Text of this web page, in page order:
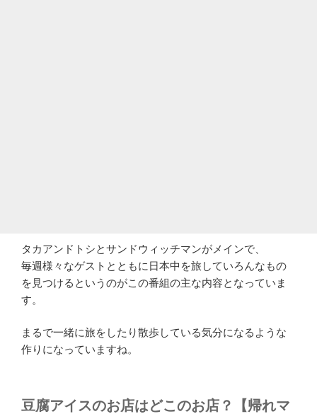
タカアンドトシとサンドウィッチマンがメインで、
毎週様々なゲストとともに日本中を旅していろんなもの
を見つけるというのがこの番組の主な内容となっていま
す。
まるで一緒に旅をしたり散歩している気分になるような
作りになっていますね。
豆腐アイスのお店はどこのお店？【帰れマ